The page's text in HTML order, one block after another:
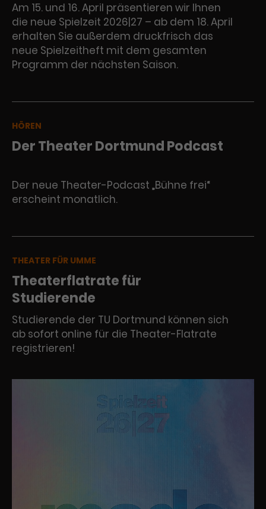
Am 15. und 16. April präsentieren wir Ihnen
die neue Spielzeit 2026|27 – ab dem 18. April
erhalten Sie außerdem druckfrisch das
neue Spielzeitheft mit dem gesamten
Programm der nächsten Saison.
HÖREN
Der Theater Dortmund Podcast
Der neue Theater-Podcast „Bühne frei“
erscheint monatlich.
THEATER FÜR UMME
Theaterflatrate für
Studierende
Studierende der TU Dortmund können sich
ab sofort online für die Theater-Flatrate
registrieren!